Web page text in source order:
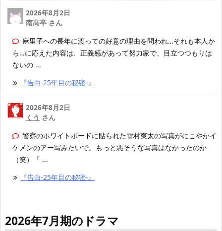
2026年8月2日
南高卒 さん
麻里子への長年に渡っての好意の理由を問われ…それも本人か
ら…に応えた内容は、正義感があって努力家で、目立つつもりは
ないの ...
『告白-25年目の秘密-』
2026年8月2日
くう さん
警察のホワイトボードに貼られた雪村爽太の写真がにこやかイ
ケメンのアー写みたいで。もっと悪そうな写真はなかったのか
（笑）「 ...
『告白-25年目の秘密-』
2026年7月期のドラマ